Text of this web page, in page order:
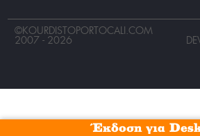
Έκδοση για
©KOURDISTOPORTOCALI.COM
2007 - 2026